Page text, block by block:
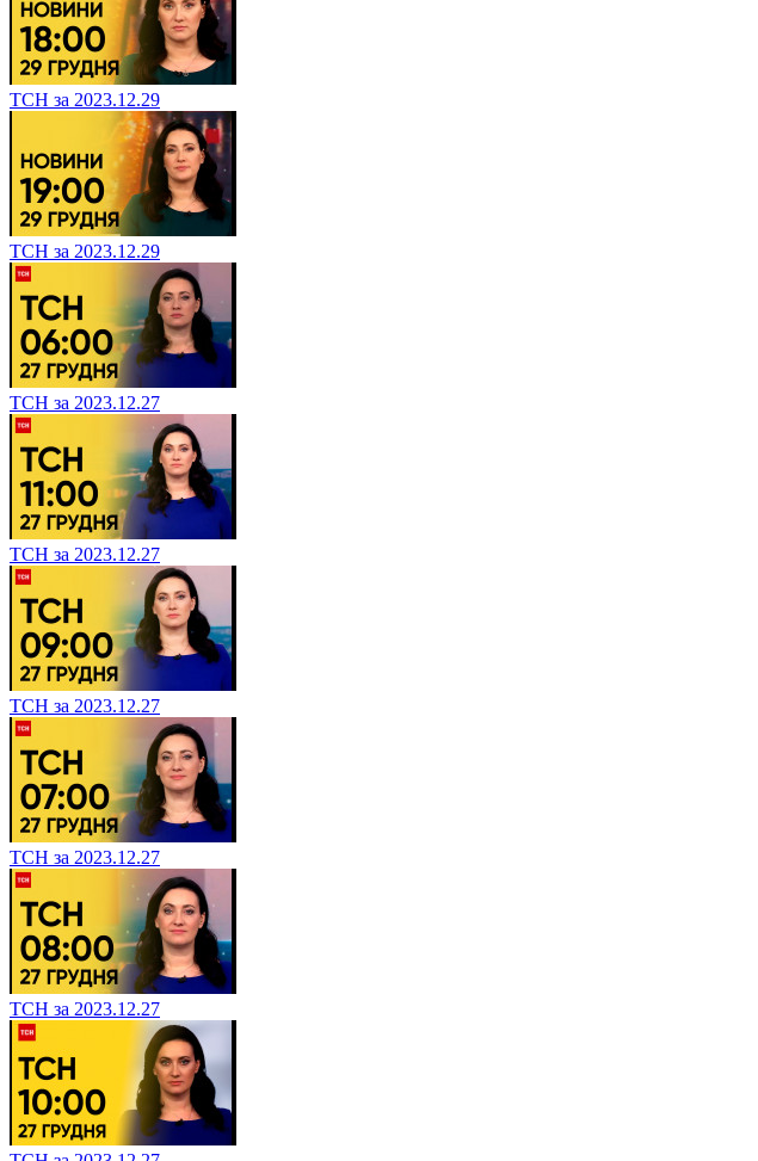
ТСН за 2023.12.29
ТСН за 2023.12.29
ТСН за 2023.12.27
ТСН за 2023.12.27
ТСН за 2023.12.27
ТСН за 2023.12.27
ТСН за 2023.12.27